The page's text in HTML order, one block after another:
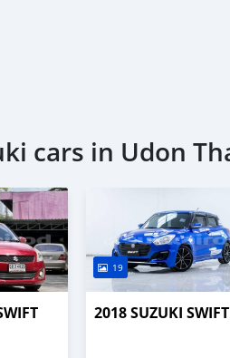
cars in Udon
19
2018 SUZUKI SWIFT